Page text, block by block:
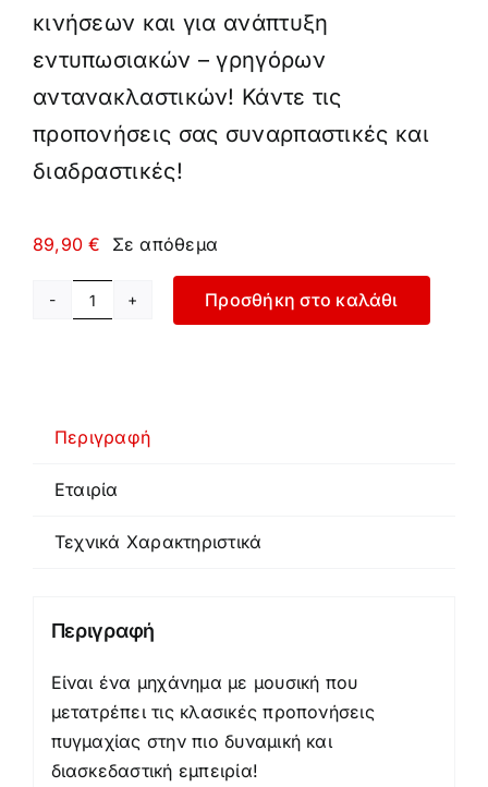
κινήσεων και για ανάπτυξη
εντυπωσιακών – γρηγόρων
αντανακλαστικών! Κάντε τις
προπονήσεις σας συναρπαστικές και
διαδραστικές!
89,90€ Σε απόθεμα
Επιτοίχιος
Αντανακλαστικών
Μουσική
Music
ποσότητα
Προσθήκη στο καλάθι
Περιγραφή
Εταιρία
Τεχνικά Χαρακτηριστικά
Περιγραφή
Είναι ένα μηχάνημα με μουσική που
μετατρέπει τις κλασικές προπονήσεις
πυγμαχίας στην πιο δυναμική και
διασκεδαστική εμπειρία!